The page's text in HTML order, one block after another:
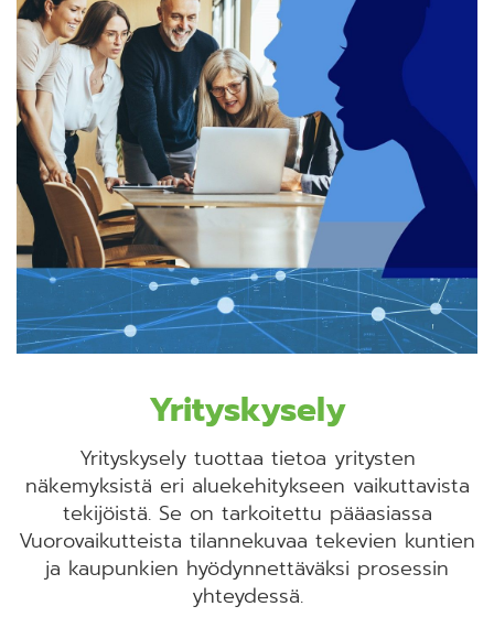
Yrityskysely
Yrityskysely tuottaa tietoa yritysten
näkemyksistä eri aluekehitykseen vaikuttavista
tekijöistä. Se on tarkoitettu pääasiassa
Vuorovaikutteista tilannekuvaa tekevien kuntien
ja kaupunkien hyödynnettäväksi prosessin
yhteydessä.